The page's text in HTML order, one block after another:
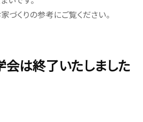
づくりの参考にご覧ください。
会は終了いたしました